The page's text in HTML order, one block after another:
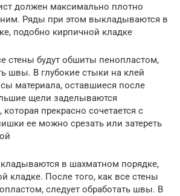
должен максимально плотно
Ряды при этом выкладываются в
подобно кирпичной кладке
стены будут обшиты пенопластом,
швы. В глубокие стыки на клей
материала, оставшиеся после
щели заделываются
прекрасно сочетается с
ее можно срезать или затереть
в шахматном порядке,
кладке. После того, как все стены
следует обработать швы. В